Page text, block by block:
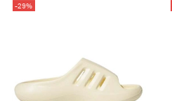
-29%